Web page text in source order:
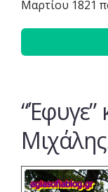
Μαρτίου 1821